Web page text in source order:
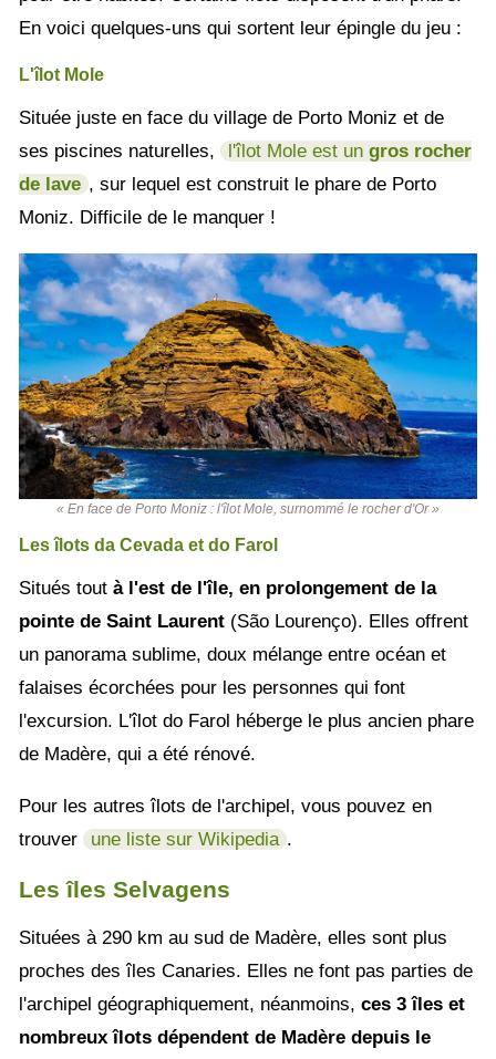
En voici quelques-uns qui sortent leur épingle du jeu :
L'îlot Mole
Située juste en face du village de Porto Moniz et de
ses piscines naturelles,
l'îlot Mole est un gros rocher
de lave , sur lequel est construit le phare de Porto
Moniz. Difficile de le manquer !
« En face de Porto Moniz : l'îlot Mole, surnommé le rocher d'Or »
Les îlots da Cevada et do Farol
Situés tout à l'est de l'île, en prolongement de la
pointe de Saint Laurent (São Lourenço). Elles offrent
un panorama sublime, doux mélange entre océan et
falaises écorchées pour les personnes qui font
l'excursion. L'îlot do Farol héberge le plus ancien phare
de Madère, qui a été rénové.
Pour les autres îlots de l'archipel, vous pouvez en
trouver
une liste sur Wikipedia .
Les îles Selvagens
Situées à 290 km au sud de Madère, elles sont plus
proches des îles Canaries. Elles ne font pas parties de
l'archipel géographiquement, néanmoins, ces 3 îles et
nombreux îlots dépendent de Madère depuis le